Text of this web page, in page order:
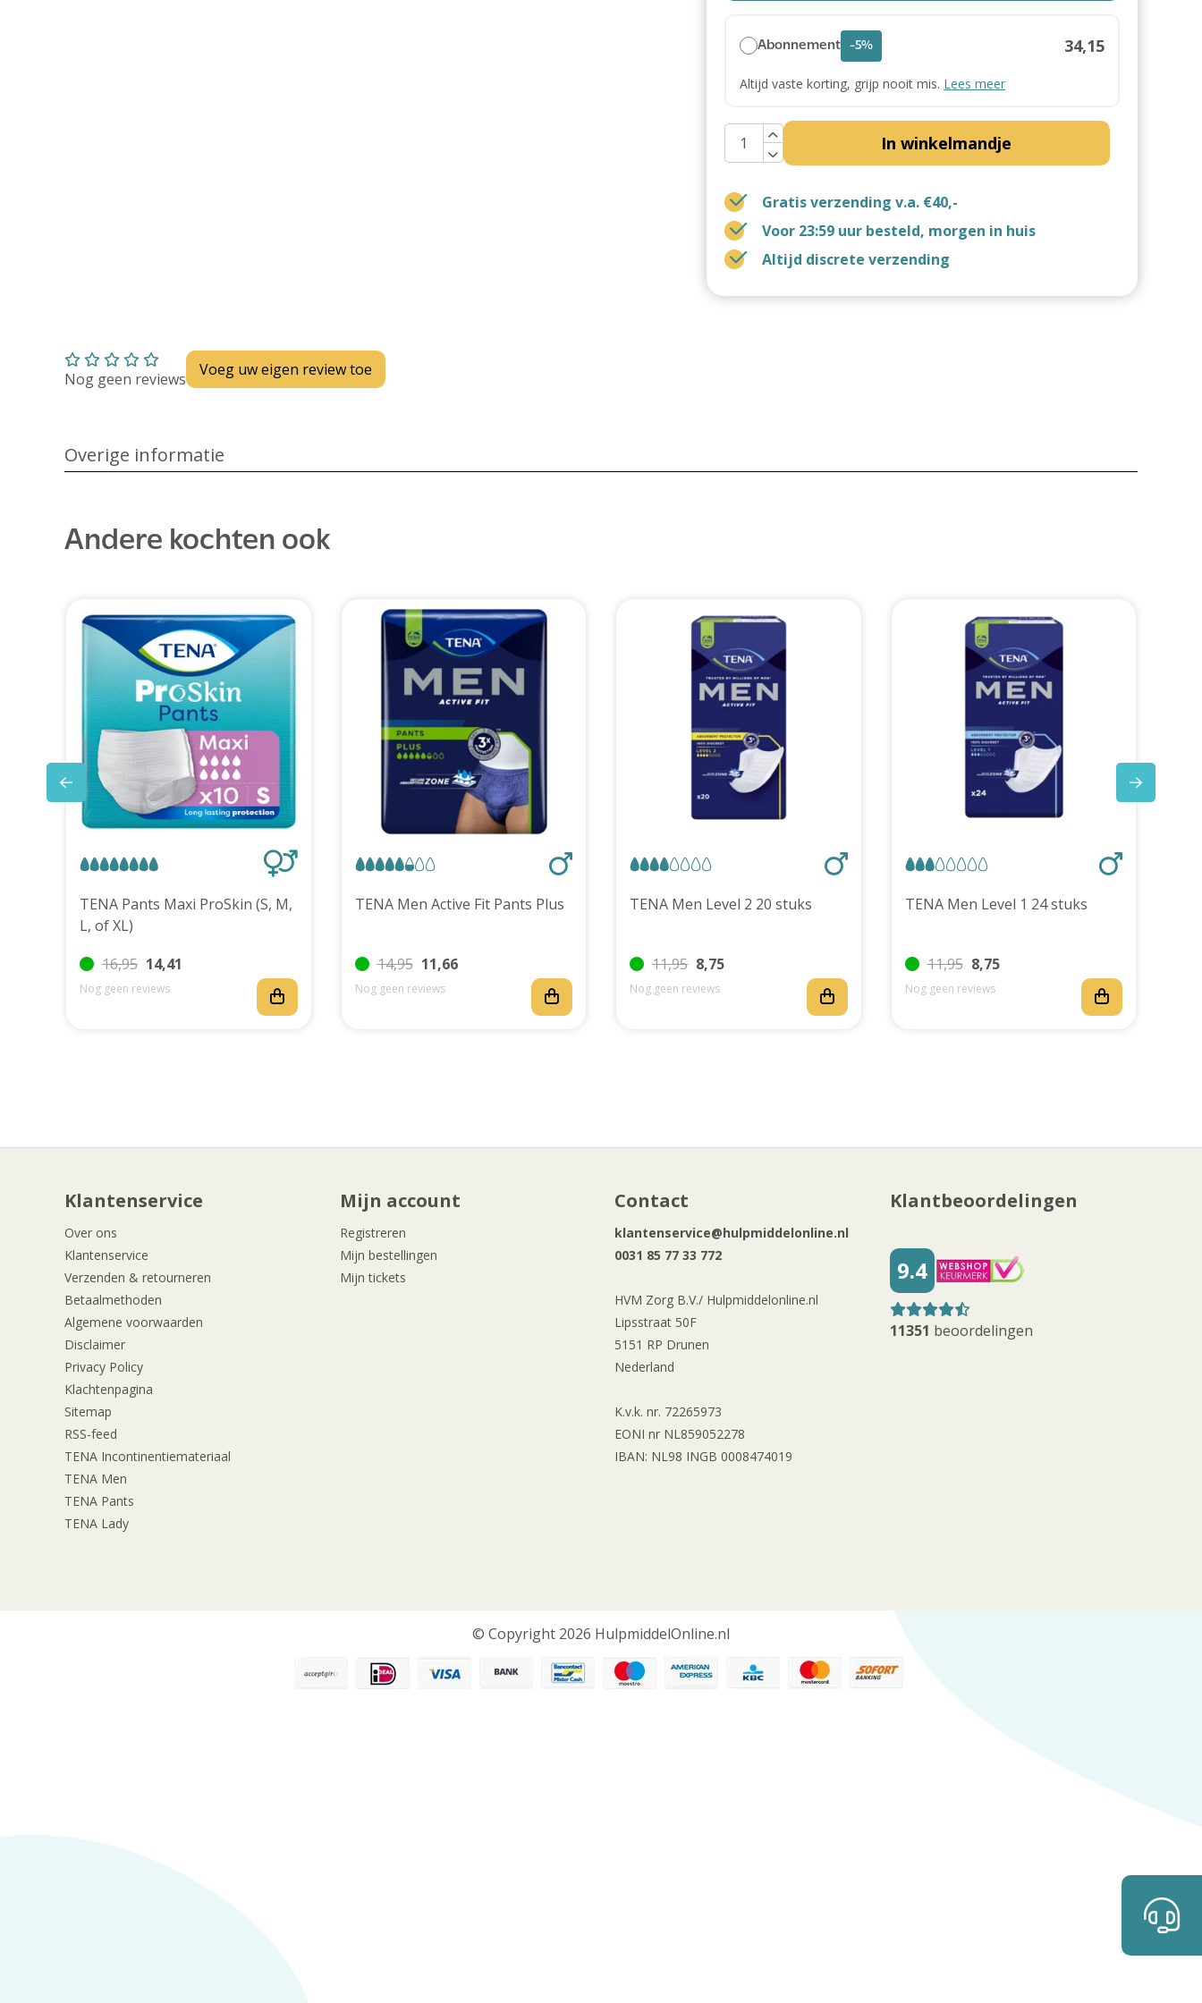
Abonnement -5% 34,15
Altijd vaste korting, grijp nooit mis. Lees meer
In winkelmandje
Gratis verzending v.a. €40,-
Voor 23:59 uur besteld, morgen in huis
Altijd discrete verzending
Nog geen reviews Voeg uw eigen review toe
Overige informatie
Andere kochten ook
TENA Pants Maxi ProSkin (S, M,
L, of XL)
16,95 14,41
Nog geen reviews
TENA Men Active Fit Pants Plus
14,95 11,66
Nog geen reviews
TENA Men Level 2 20 stuks
11,95 8,75
Nog geen reviews
TENA Men Level 1 24 stuks
11,95 8,75
Nog geen reviews
Klantenservice
Over ons
Klantenservice
Verzenden & retourneren
Betaalmethoden
Algemene voorwaarden
Disclaimer
Privacy Policy
Klachtenpagina
Sitemap
RSS-feed
TENA Incontinentiemateriaal
TENA Men
TENA Pants
TENA Lady
Mijn account
Registreren
Mijn bestellingen
Mijn tickets
Contact
klantenservice@hulpmiddelonline.nl
0031 85 77 33 772
HVM Zorg B.V./ Hulpmiddelonline.nl
Lipsstraat 50F
5151 RP Drunen
Nederland
K.v.k. nr. 72265973
EONI nr NL859052278
IBAN: NL98 INGB 0008474019
Klantbeoordelingen
9.4
11351 beoordelingen
© Copyright 2026 HulpmiddelOnline.nl